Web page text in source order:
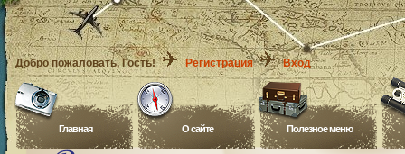
Добро пожаловать, Гость! Регистрация Вход
Главная O сайте Полезное меню